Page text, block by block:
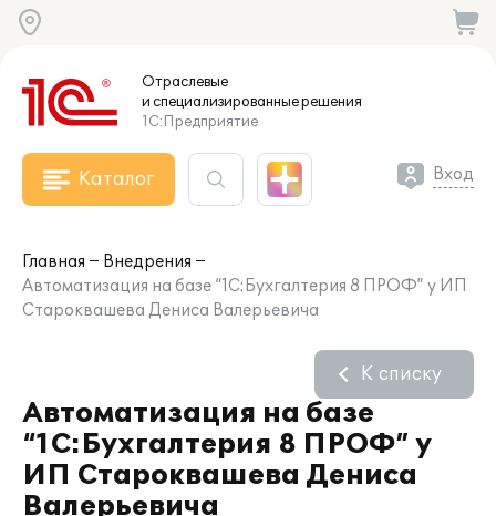
Отраслевые
и специализированныерешения
1С:Предприятие
Каталог Вход
Главная
Внедрения
Автоматизация на базе “1С:Бухгалтерия 8 ПРОФ” у ИП
Староквашева Дениса Валерьевича
Автоматизация на базе
“1С:Бухгалтерия 8 ПРОФ” у
ИП Староквашева Дениса
Валерьевича
К списку